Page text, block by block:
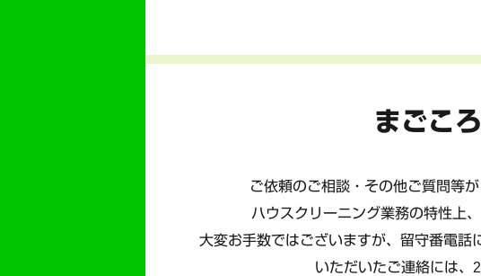
まごこ
ご依頼のご相談・その他ご質問等
ハウスクリーニング業務の特性上
大変お手数ではございますが、留守番電話
いただいたご連絡には、